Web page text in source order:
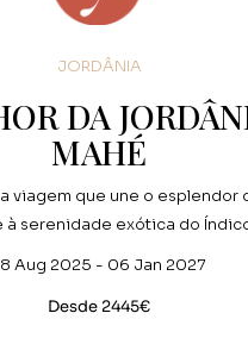
JORDÂNIA
DA
MAHÉ
viagem que une o esplendor
à serenidade exótica do
Aug 2025 - 06 Jan 2027
Desde 2445€